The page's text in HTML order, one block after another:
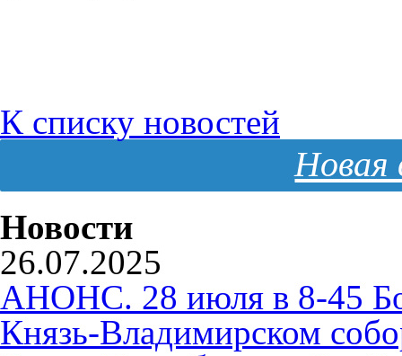
К списку новостей
Новая
Новости
26.07.2025
АНОНС. 28 июля в 8-45
Князь-Владимирском